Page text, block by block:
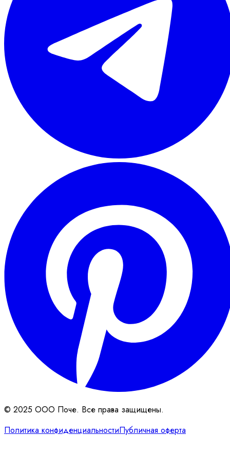
© 2025 ООО Поче. Все права защищены.
Политика конфиденциальностиПубличная оферта